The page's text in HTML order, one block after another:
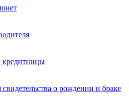
о рождении и браке